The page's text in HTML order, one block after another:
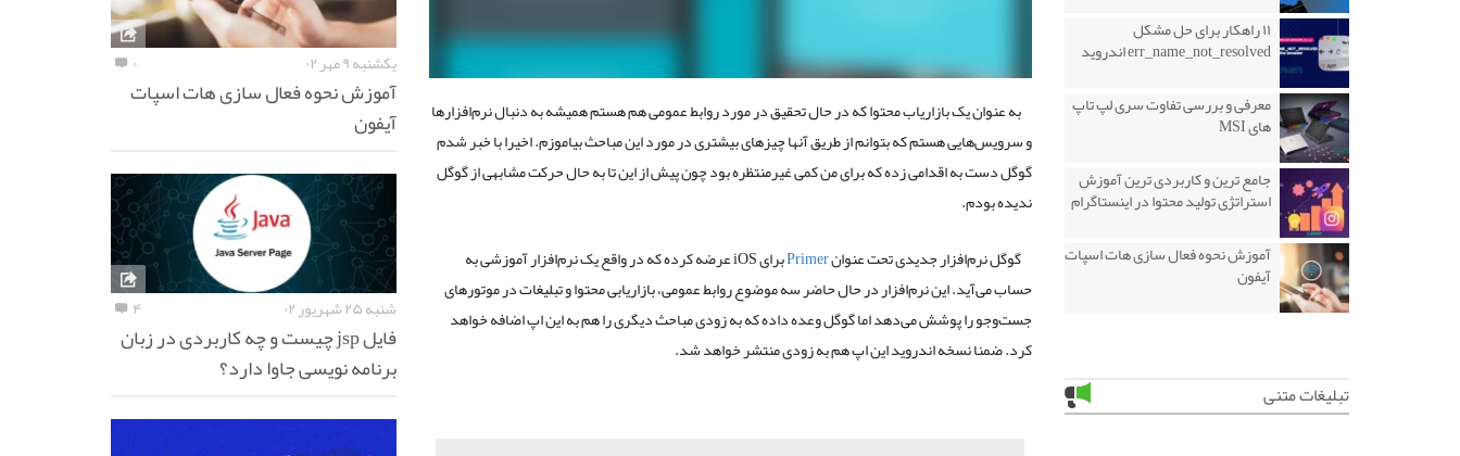
به عنوان یک بازاریاب محتوا که در حال تحقیق در مورد روابط عمومی هم هستم همیشه به دنبال نرم‌افزارها
و سرویس‌هایی هستم که بتوانم از طریق آنها چیزهای بیشتری در مورد این مباحث بیاموزم. اخیرا با خبر شدم
گوگل دست به اقدامی زده که برای من کمی غیرمنتظره بود چون پیش از این تا به حال حرکت مشابهی از گوگل
ندیده بودم.
گوگل نرم‌افزار جدیدی تحت عنوانPrimer
برای iOS عرضه کرده که در واقع یک نرم‌افزار آموزشی به
حساب می‌آید. این نرم‌افزار در حال حاضر سه موضوع روابط عمومی، بازاریابی محتوا و تبلیغات در موتورهای
جست‌وجو را پوشش می‌دهد اما گوگل وعده داده که به زودی مباحث دیگری را هم به این اپ اضافه خواهد
کرد. ضمنا نسخه اندروید این اپ هم به زودی منتشر خواهد شد.
۱۱ راهکار برای حل مشکل
err_name_not_resolved اندروید
معرفی و بررسی تفاوت سری لپ تاپ
های MSI
جامع ترین و کاربردی ترین آموزش
استراتژی تولید محتوا در اینستاگرام
آموزش نحوه فعال سازی هات اسپات
آیفون
تبلیغات متنی
یکشنبه ۹ مهر ۰۲ ۰
آموزش نحوه فعال سازی هات اسپات
آیفون
شنبه ۲۵ شهریور ۰۲ ۴
فایل jsp چیست و چه کاربردی در زبان
برنامه نویسی جاوا دارد؟